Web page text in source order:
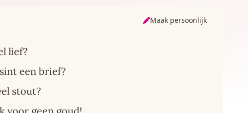
Maak persoonlijk
lief?
een brief?
stout?